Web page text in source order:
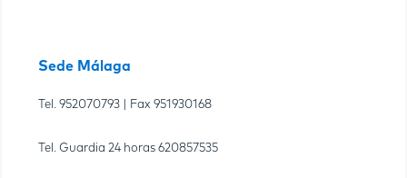
Sede Málaga
Tel. 952070793 | Fax 951930168
Tel. Guardia 24 horas 620857535